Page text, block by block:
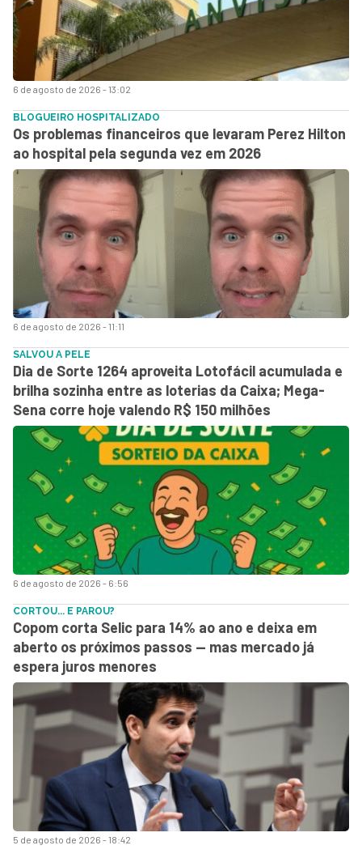
6 de agosto de 2026 - 13:02
6 de agosto de 2026 - 11:11
BLOGUEIRO HOSPITALIZADO
Os problemas financeiros que levaram Perez Hilton
ao hospital pela segunda vez em 2026
6 de agosto de 2026 - 6:56
SALVOU A PELE
Dia de Sorte 1264 aproveita Lotofácil acumulada e
brilha sozinha entre as loterias da Caixa; Mega-
Sena corre hoje valendo R$ 150 milhões
5 de agosto de 2026 - 18:42
CORTOU... E PAROU?
Copom corta Selic para 14% ao ano e deixa em
aberto os próximos passos — mas mercado já
espera juros menores